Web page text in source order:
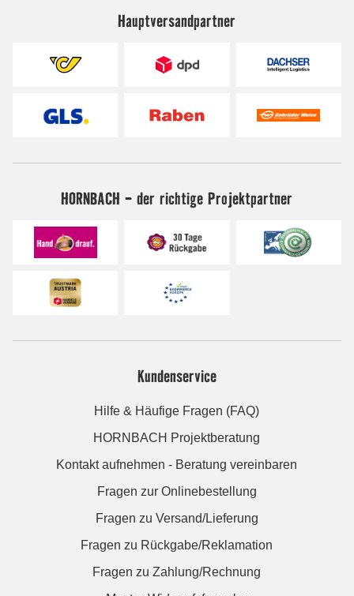
Hauptversandpartner
HORNBACH - der richtige Projektpartner
Kundenservice
Hilfe & Häufige Fragen (FAQ)
HORNBACH Projektberatung
Kontakt aufnehmen - Beratung vereinbaren
Fragen zur Onlinebestellung
Fragen zu Versand/Lieferung
Fragen zu Rückgabe/Reklamation
Fragen zu Zahlung/Rechnung